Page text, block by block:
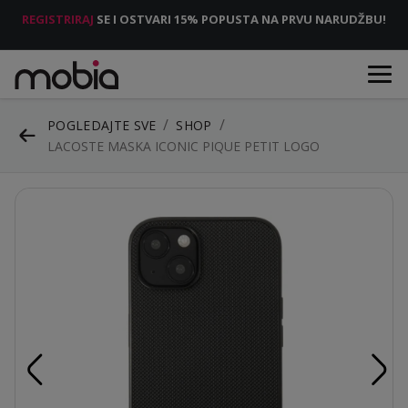
REGISTRIRAJ SE I OSTVARI 15% POPUSTA NA PRVU NARUDŽBU!
POGLEDAJTE SVE
SHOP
LACOSTE MASKA ICONIC PIQUE PETIT LOGO